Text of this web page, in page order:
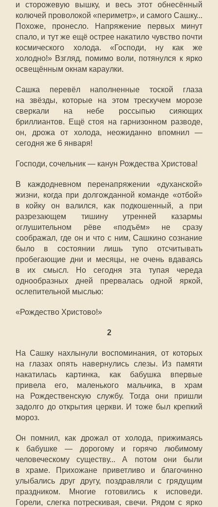
и сторожевую вышку, и весь этот обнесённый
колючей проволокой «периметр», и самого Сашку...
Похоже, пронесло. Напряжение первых минут
спало, и тут же ещё острее накатило чувство почти
космического холода. «Господи, ну как же
холодно!» Взгляд, помимо воли, потянулся к ярко
освещённым окнам караулки.
Сашка перевёл наполненные тоской глаза
на звёзды, которые на этом трескучем морозе
сверкали на небе россыпью сияющих
бриллиантов. Ещё стоя на гарнизонном разводе,
он, дрожа от холода, неожиданно впомнил —
сегодня же 6 января!
Господи, сочельник — канун Рождества Христова!
В каждодневном перенапряжении «духанской»
жизни, когда при долгожданной команде «отбой»
в койку он валился, как подкошенный, а при
разрезающем тишину утренней казармы
оглушительном рёве «подъём» не сразу
соображал, где он и что с ним, Сашкино сознание
было в состоянии лишь тупо отсчитывать
пробегающие дни и месяцы, не очень вдаваясь
в их смысл. Но сегодня эта тупая череда
однообразных дней прервалась одной яркой,
ослепительной мыслью:
«Рождество Христово!»
2
На Сашку нахлынули воспоминания, от которых
на глазах опять навернулись слезы. Из памяти
накатилась картинка, как бабушка впервые
привела его, маленького мальчика, в храм
на Рождественскую службу. Тогда они пришли
задолго до открытия церкви. И тоже был крепкий
мороз.
Он помнил, как дрожал от холода, прижимаясь
к бабушке — дорогому и горячо любимому
человеческому существу... А потом они были
в храме. Прихожане приветливо и благочинно
улыбались друг другу, поздравляли с грядущим
праздником. Многие готовились к исповеди.
Горели, слегка потрескивая, свечи. Рядом с ярко